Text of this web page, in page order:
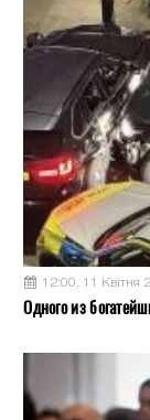
12:00, 11 Квітня
Одного из